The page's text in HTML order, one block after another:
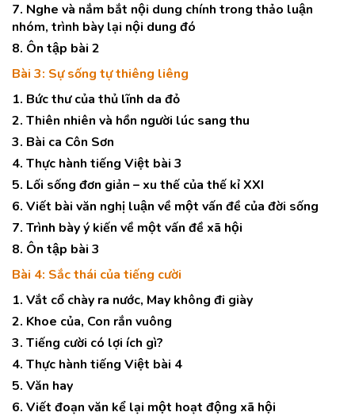
7. Nghe và nắm bắt nội dung chính trong thảo luận
nhóm, trình bày lại nội dung đó
8. Ôn tập bài 2
Bài 3: Sự sống tự thiêng liêng
1. Bức thư của thủ lĩnh da đỏ
2. Thiên nhiên và hồn người lúc sang thu
3. Bài ca Côn Sơn
4. Thực hành tiếng Việt bài 3
5. Lối sống đơn giản – xu thế của thế kỉ XXI
6. Viết bài văn nghị luận về một vấn đề của đời sống
7. Trình bày ý kiến về một vấn đề xã hội
8. Ôn tập bài 3
Bài 4: Sắc thái của tiếng cười
1. Vắt cổ chày ra nước, May không đi giày
2. Khoe của, Con rắn vuông
3. Tiếng cười có lợi ích gì?
4. Thực hành tiếng Việt bài 4
5. Văn hay
6. Viết đoạn văn kể lại một hoạt động xã hội